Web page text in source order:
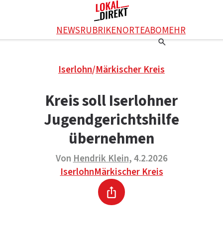
NEWSRUBRIKENORTEABOMEHR
Einstellungen
Werbung schalten
Das Team
WERBUNG SCHALTEN
KONTAKT
DAS TEAM
ÜBER UNS
Iserlohn/Märkischer Kreis
Kreis soll Iserlohner
Jugendgerichtshilfe
übernehmen
VonHendrik Klein, 4.2.2026
IserlohnMärkischer Kreis